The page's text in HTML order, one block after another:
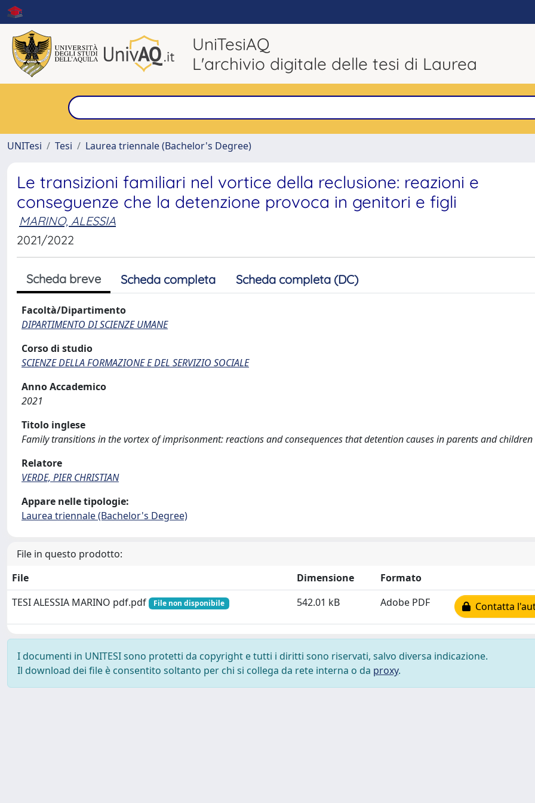
UniTesiAQ
L'archivio digitale delle tesi di Laurea
UNITesi
Tesi Laurea triennale (Bachelor's Degree)
Le transizioni familiari nel vortice della reclusione: reazioni e
conseguenze che la detenzione provoca in genitori e figli
MARINO, ALESSIA
2021/2022
Scheda breve Scheda completa Scheda completa (DC)
Facoltà/Dipartimento
DIPARTIMENTO DI SCIENZE UMANE
Corso di studio
SCIENZE DELLA FORMAZIONE E DEL SERVIZIO SOCIALE
Anno Accademico
2021
Titolo inglese
Family transitions in the vortex of imprisonment: reactions and consequences that detention causes in parents and children
Relatore
VERDE, PIER CHRISTIAN
Appare nelle tipologie:
Laurea triennale (Bachelor's Degree)
File in questo prodotto:
File
Dimensione
Formato
TESI ALESSIA MARINO pdf.pdf
File non disponibile 542.01 kB Adobe PDF Contatta
I documenti in UNITESI sono protetti da copyright e tutti i diritti sono riservati, salvo diversa indicazione.
Il download dei file è consentito soltanto per chi si collega da rete interna o da proxy.